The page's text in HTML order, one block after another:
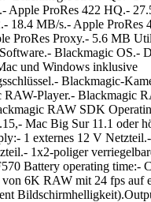
Apple ProRes 422 HQ.-
18.4 MB/s.- Apple ProRes
ProRes Proxy.- 5.6 MB
Blackmagic OS.-
und Windows inklusive
Blackmagic-
RAW-Player.- Blackmagic
RAW SDK
Mac Big Sur 11.1 oder
1 externes 12 V
1x2-poliger
Battery operating time:-
6K RAW mit 24 fps auf